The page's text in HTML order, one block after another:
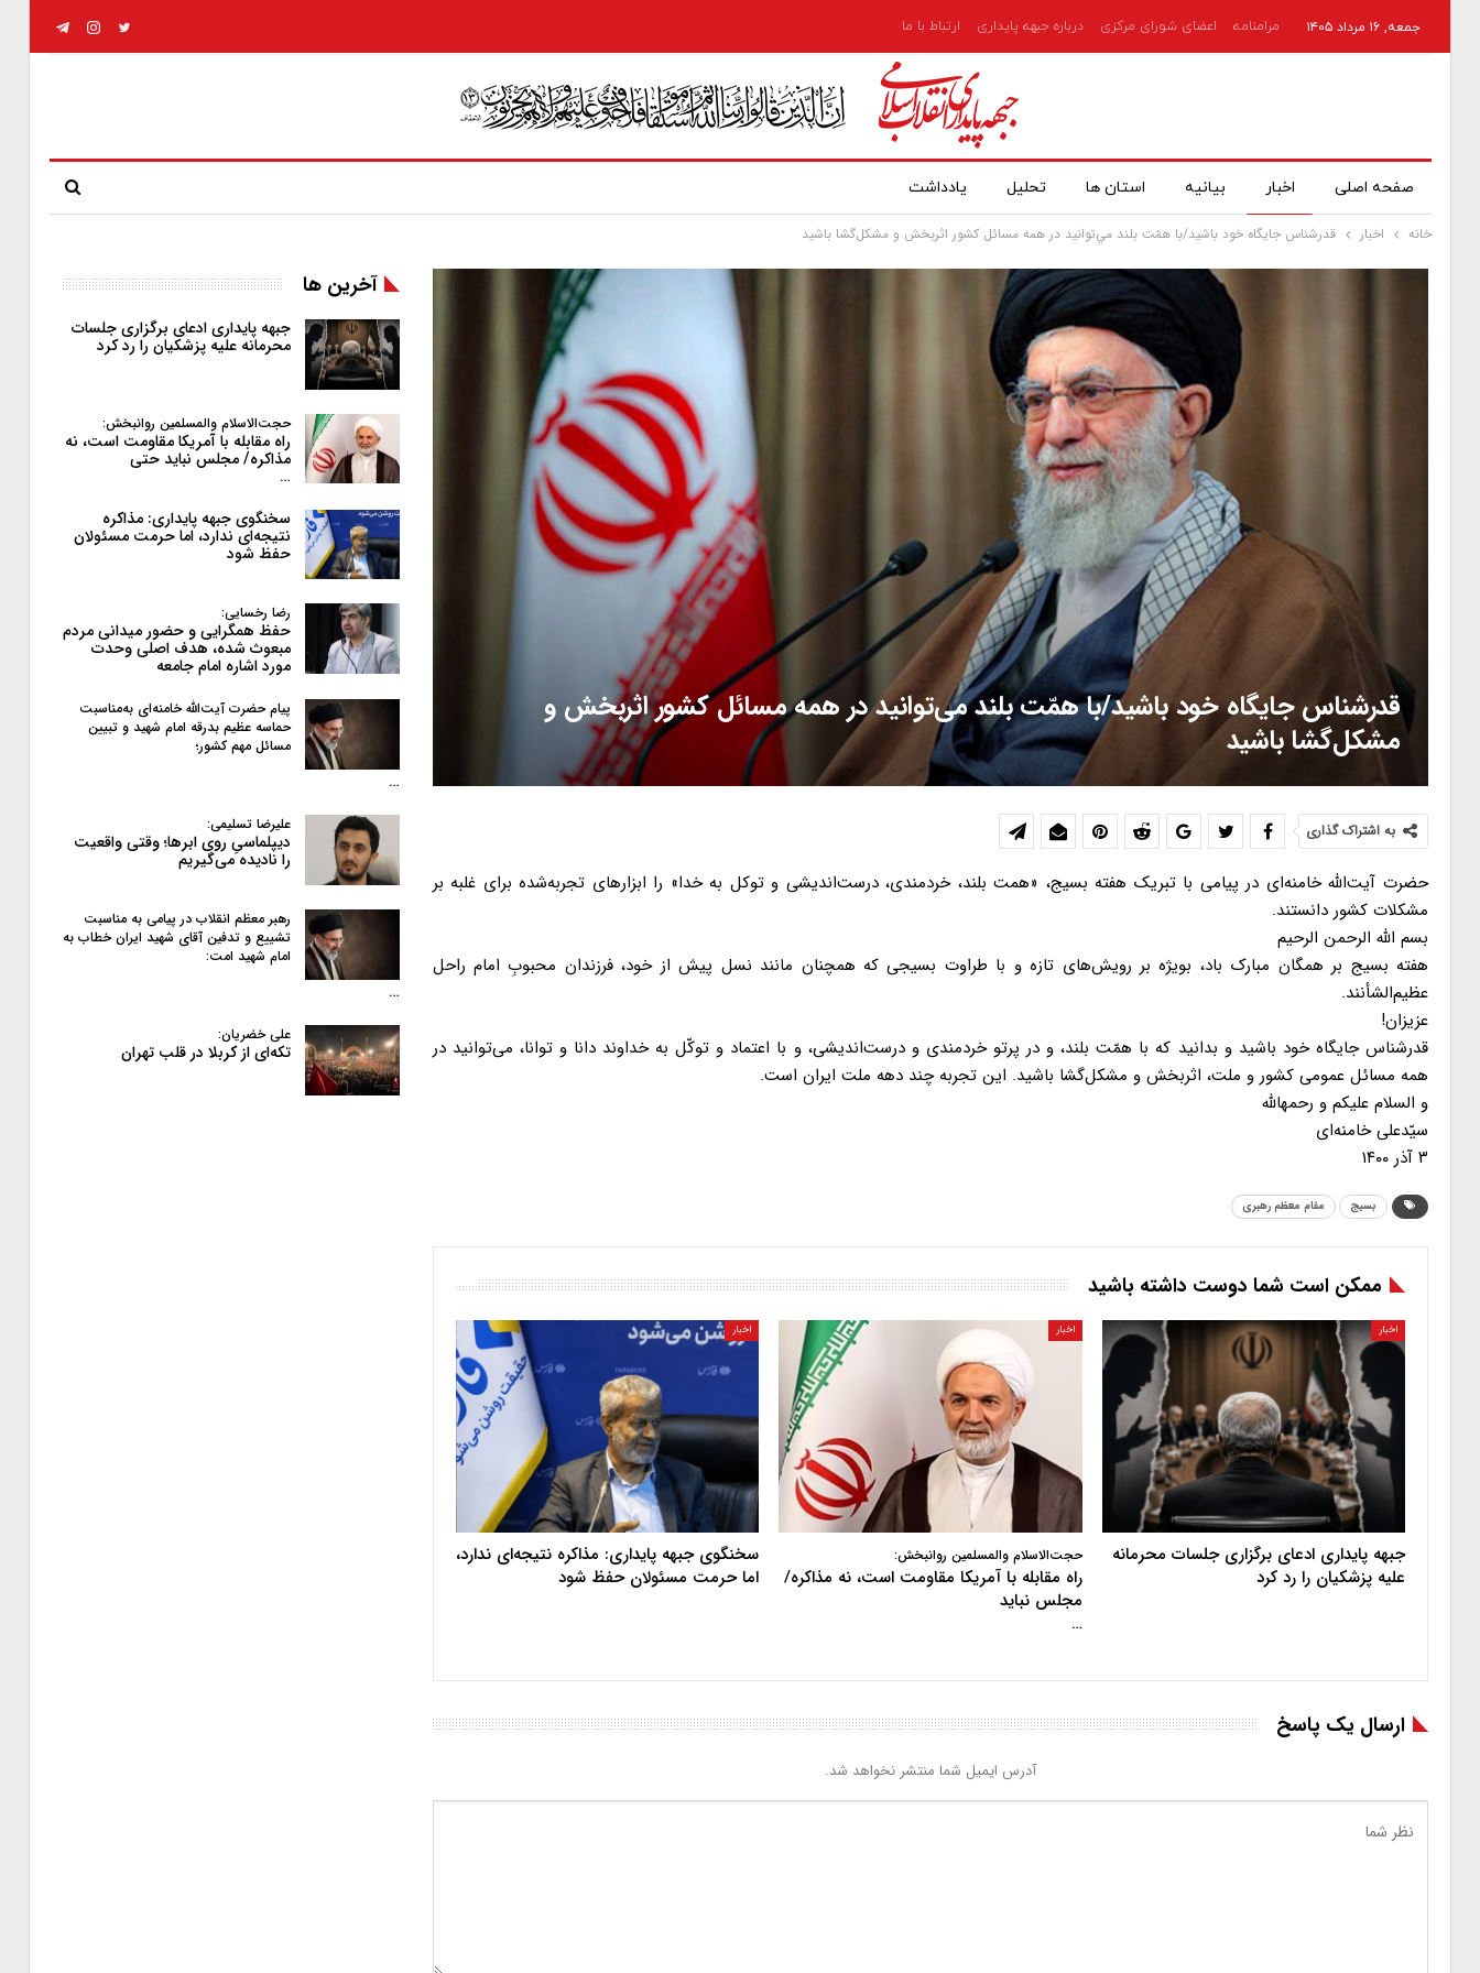
جمعه, ۱۶ مرداد ۱۴۰۵ مرامنامه اعضای شورای مرکزی درباره جبهه پایداری ارتباط با ما
صفحه اصلی اخبار بیانیه استان ها تحلیل یادداشت
خانه اخبار قدرشناس جايگاه خود باشيد/با همّت بلند مي‌توانيد در همه‌ مسائل كشور اثربخش و مشكل‌گشا باشيد
قدرشناس جایگاه خود باشید/با همّت بلند می‌توانید در همه‌ مسائل کشور اثربخش و
مشکل‌گشا باشید
به اشتراک گذاری
حضرت آیت‌الله خامنه‌ای در پیامی با تبریک هفته بسیج، «همت بلند، خردمندی، درست‌اندیشی و توکل به خدا» را ابزارهای تجربه‌شده برای غلبه بر
مشکلات کشور دانستند.
بسم الله الرحمن الرحیم
هفته‌ بسیج بر همگان مبارک باد، بویژه بر رویش‌های تازه و با طراوت بسیجی که همچنان مانند نسل پیش از خود، فرزندان محبوبِ امام راحل
عظیم‌الشأنند.
عزیزان!
قدرشناس جایگاه خود باشید و بدانید که با همّت بلند، و در پرتو خردمندی و درست‌اندیشی، و با اعتماد و توکّل به خداوند دانا و توانا، می‌توانید در
همه‌ مسائل عمومی کشور و ملت، اثربخش و مشکل‌گشا باشید. این تجربه‌ چند دهه‌ ملت ایران است.
و السلام علیکم و رحمهالله
سیّدعلی خامنه‌ای
۳ آذر ۱۴۰۰
بسیج مقام معظم رهبری
ممکن است شما دوست داشته باشید
اخبار
جبهه پایداری ادعای برگزاری جلسات محرمانه
علیه پزشکیان را رد کرد
اخبار
حجت‌الاسلام والمسلمین روانبخش:
راه مقابله با آمریکا مقاومت است، نه مذاکره/
مجلس نباید
…
اخبار
سخنگوی جبهه پایداری: مذاکره نتیجه‌ای ندارد،
اما حرمت مسئولان حفظ شود
ارسال یک پاسخ
آدرس ایمیل شما منتشر نخواهد شد.
آخرین ها
جبهه پایداری ادعای برگزاری جلسات
محرمانه علیه پزشکیان را رد کرد
حجت‌الاسلام والمسلمین روانبخش:
راه مقابله با آمریکا مقاومت است، نه
مذاکره/ مجلس نباید حتی
…
سخنگوی جبهه پایداری: مذاکره
نتیجه‌ای ندارد، اما حرمت مسئولان
حفظ شود
رضا رخسایی:
حفظ همگرایی و حضور میدانی مردم
مبعوث شده، هدف اصلی وحدت
مورد اشاره امام جامعه
پیام حضرت آیت‌الله خامنه‌ای به‌مناسبت
حماسه عظیم بدرقه امام شهید و تبیین
مسائل مهم کشور؛
…
علیرضا تسلیمی:
دیپلماسیِ روی ابرها؛ وقتی واقعیت
را نادیده می‌گیریم
رهبر معظم انقلاب در پیامی به‌ مناسبت
تشییع و تدفین آقای شهید ایران خطاب به
امام شهید امت:
…
علی خضریان:
تکه‌ای از کربلا در قلب تهران